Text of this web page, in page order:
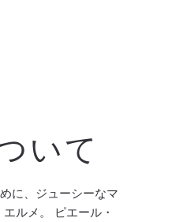
いて
に、ジューシーなマ
ルメ。 ピエール・